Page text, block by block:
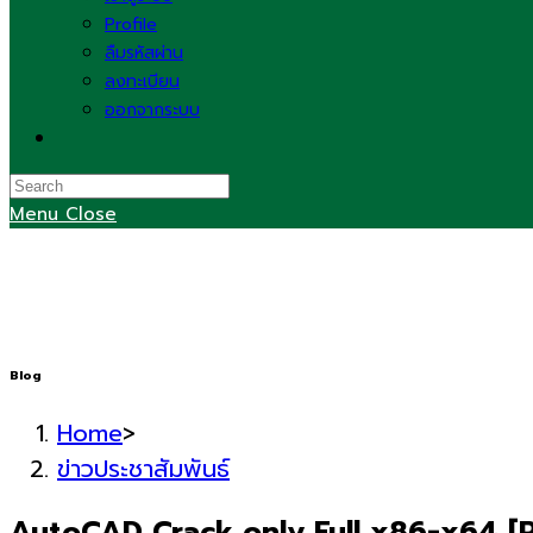
Profile
ลืมรหัสผ่าน
ลงทะเบียน
ออกจากระบบ
search
Menu Close
Blog
Home>
ข่าวประชาสัมพันธ์